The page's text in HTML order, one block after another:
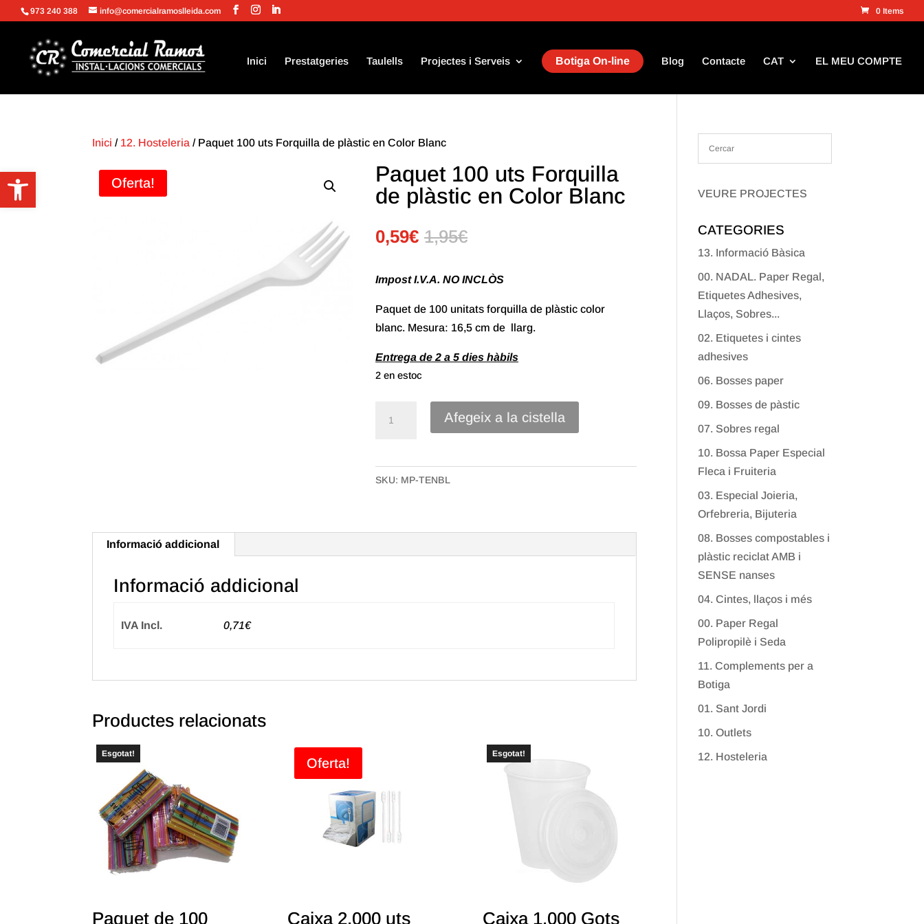
Obre la barra d'eines
973 240 388 info@comercialramoslleida.com 0 Items
Inici Prestatgeries Taulells Projectes i Serveis Botiga On-line Blog Contacte CAT EL MEU COMPTE
Inici / 12. Hosteleria / Paquet 100 uts Forquilla de plàstic en Color Blanc
Oferta!
Paquet 100 uts Forquilla
de plàstic en Color Blanc
0,59€ 1,95€
Impost I.V.A. NO INCLÒS
Paquet de 100 unitats forquilla de plàstic color
blanc. Mesura: 16,5 cm de llarg.
Entrega de 2 a 5 dies hàbils
2 en estoc
100
uts
en
Afegeix a la cistella
SKU: MP-TENBL
Informació addicional
Informació addicional
IVA Incl. 0,71€
Productes relacionats
Esgotat!
Paquet de 100
Oferta!
Caixa 2.000 uts
Esgotat!
Caixa 1.000 Gots
VEURE PROJECTES
CATEGORIES
13. Informació Bàsica
00. NADAL. Paper Regal,
Etiquetes Adhesives,
Llaços, Sobres...
02. Etiquetes i cintes
adhesives
06. Bosses paper
09. Bosses de pàstic
07. Sobres regal
10. Bossa Paper Especial
Fleca i Fruiteria
03. Especial Joieria,
Orfebreria, Bijuteria
08. Bosses compostables i
plàstic reciclat AMB i
SENSE nanses
04. Cintes, llaços i més
00. Paper Regal
Polipropilè i Seda
11. Complements per a
Botiga
01. Sant Jordi
10. Outlets
12. Hosteleria